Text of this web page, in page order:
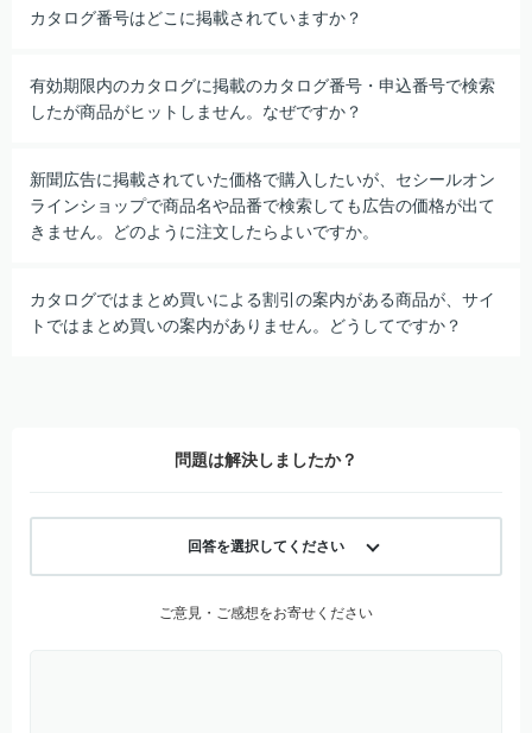
カタログ番号はどこに掲載されていますか？
有効期限内のカタログに掲載のカタログ番号・申込番号で検索
したが商品がヒットしません。なぜですか？
新聞広告に掲載されていた価格で購入したいが、セシールオン
ラインショップで商品名や品番で検索しても広告の価格が出て
きません。どのように注文したらよいですか。
カタログではまとめ買いによる割引の案内がある商品が、サイ
トではまとめ買いの案内がありません。どうしてですか？
問題は解決しましたか？
回答を選択してください
ご意見・ご感想をお寄せください